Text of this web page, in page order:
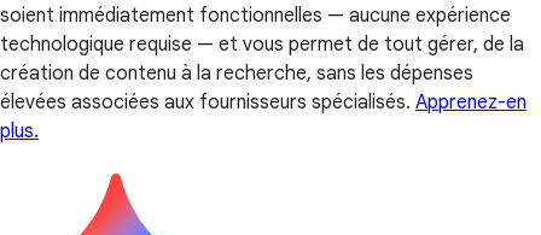
soient immédiatement fonctionnelles — aucune expérience
technologique requise — et vous permet de tout gérer, de la
création de contenu à la recherche, sans les dépenses
élevées associées aux fournisseurs spécialisés. Apprenez-en
plus.